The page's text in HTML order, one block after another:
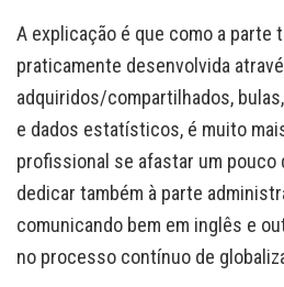
A explicação é que como a parte
praticamente desenvolvida
adquiridos/compartilhados,
e dados estatísticos, é muito
profissional se afastar um pouco
dedicar também à parte
comunicando bem em inglês e
no processo contínuo de